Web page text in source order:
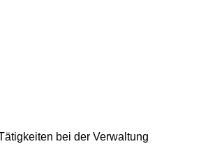
bei der Verwaltung